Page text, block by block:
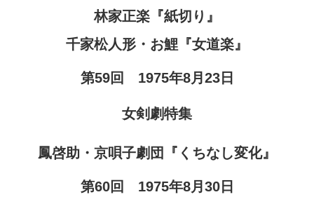
林家正楽『紙切り』
千家松人形・お鯉『女道楽』
第59回 1975年8月23日
女剣劇特集
鳳啓助・京唄子劇団『くちなし変化』
第60回 1975年8月30日